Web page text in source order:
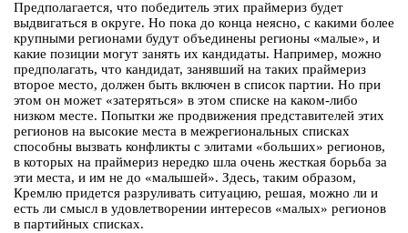
Предполагается, что победитель этих праймериз будет
выдвигаться в округе. Но пока до конца неясно, с какими более
крупными регионами будут объединены регионы «малые», и
какие позиции могут занять их кандидаты. Например, можно
предполагать, что кандидат, занявший на таких праймериз
второе место, должен быть включен в список партии. Но при
этом он может «затеряться» в этом списке на каком-либо
низком месте. Попытки же продвижения представителей этих
регионов на высокие места в межрегиональных списках
способны вызвать конфликты с элитами «больших» регионов,
в которых на праймериз нередко шла очень жесткая борьба за
эти места, и им не до «малышей». Здесь, таким образом,
Кремлю придется разруливать ситуацию, решая, можно ли и
есть ли смысл в удовлетворении интересов «малых» регионов
в партийных списках.